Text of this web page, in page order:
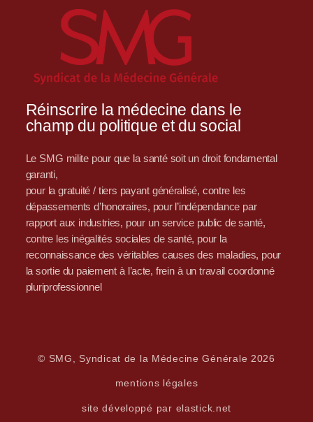
Réinscrire la médecine dans le
champ du politique et du social
Le SMG milite pour que la santé soit un droit fondamental
garanti,
pour la gratuité / tiers payant généralisé, contre les
dépassements d’honoraires, pour l’indépendance par
rapport aux industries, pour un service public de santé,
contre les inégalités sociales de santé, pour la
reconnaissance des véritables causes des maladies, pour
la sortie du paiement à l’acte, frein à un travail coordonné
pluriprofessionnel
© SMG, Syndicat de la Médecine Générale 2026
mentions légales
site développé par elastick.net